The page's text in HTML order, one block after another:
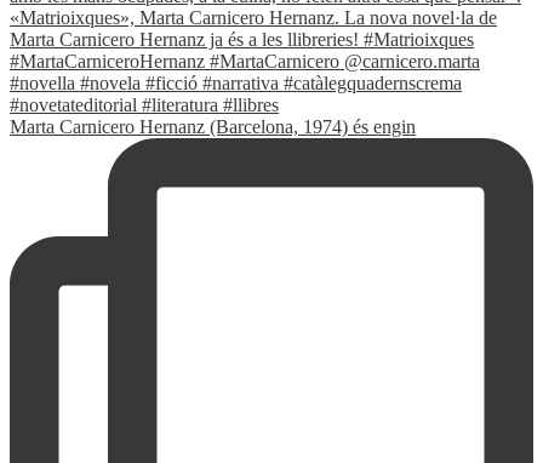
Marta Carnicero Hernanz (Barcelona, 1974) és engin